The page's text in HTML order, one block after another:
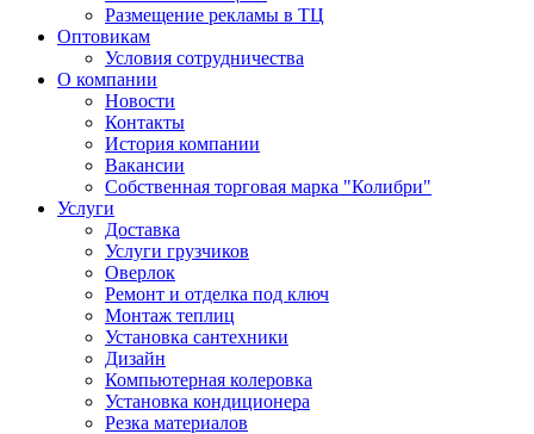
Размещение рекламы в ТЦ
Оптовикам
Условия сотрудничества
О компании
Новости
Контакты
История компании
Вакансии
Собственная торговая марка "Колибри"
Услуги
Доставка
Услуги грузчиков
Оверлок
Ремонт и отделка под ключ
Монтаж теплиц
Установка сантехники
Дизайн
Компьютерная колеровка
Установка кондиционера
Резка материалов